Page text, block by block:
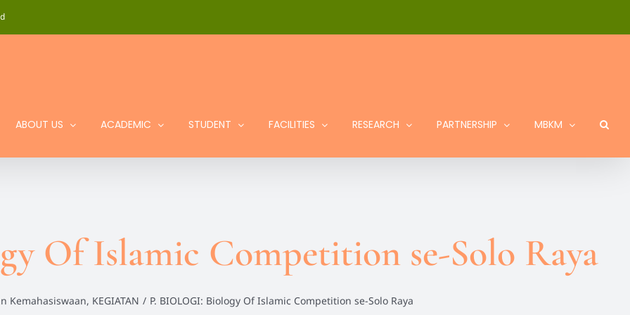
ABOUT US ACADEMIC STUDENT FACILITIES RESEARCH PARTNERSHIP MBKM
Of Islamic Competition se-Solo Raya
Kemahasiswaan, KEGIATAN / P. BIOLOGI: Biology Of Islamic Competition se-Solo Raya